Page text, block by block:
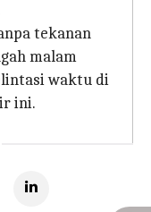
tekanan
malam
waktu di
ini.